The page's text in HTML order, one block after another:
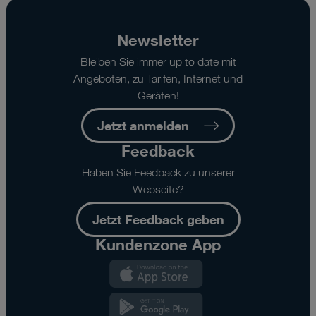
Newsletter
Bleiben Sie immer up to date mit
Angeboten, zu Tarifen, Internet und
Geräten!
Jetzt anmelden
Feedback
Haben Sie Feedback zu unserer
Webseite?
Jetzt Feedback geben
Kundenzone App